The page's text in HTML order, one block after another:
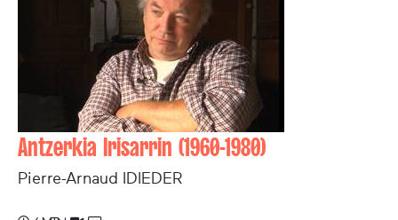
Antzerkia Irisarrin (1960-1980)
Pierre-Arnaud IDIEDER